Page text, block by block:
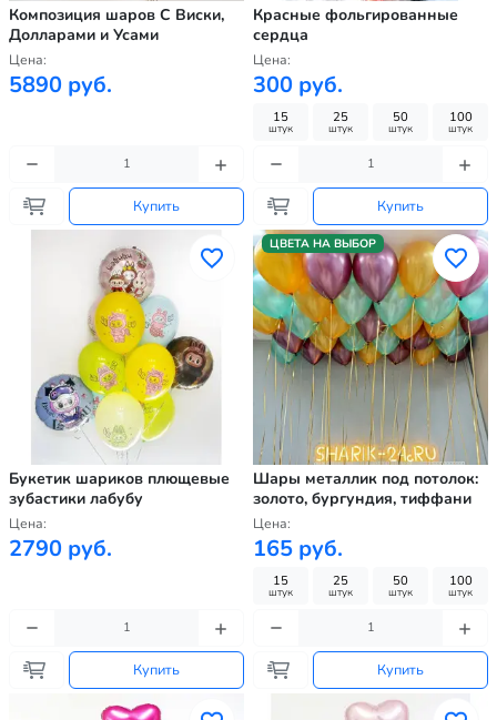
Композиция шаров С Виски,
Долларами и Усами
Цена:
5890 руб.
Купить
Красные фольгированные
сердца
Цена:
300 руб.
15
штук
25
штук
50
штук
100
штук
Купить
Букетик шариков плющевые
зубастики лабубу
Цена:
2790 руб.
Купить
ЦВЕТА НА ВЫБОР
Шары металлик под потолок:
золото, бургундия, тиффани
Цена:
165 руб.
15
штук
25
штук
50
штук
100
штук
Купить